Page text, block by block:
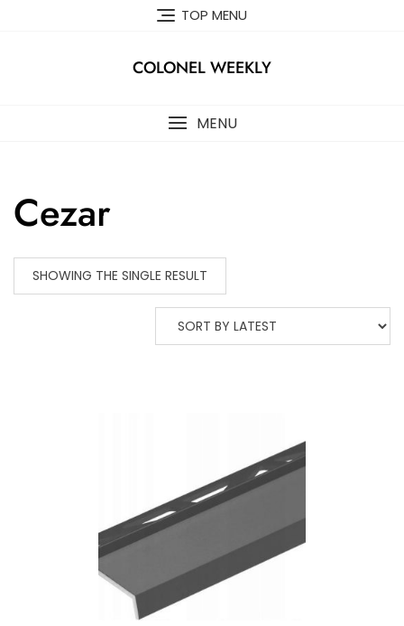
TOP MENU
COLONEL WEEKLY
MENU
Cezar
SHOWING THE SINGLE RESULT